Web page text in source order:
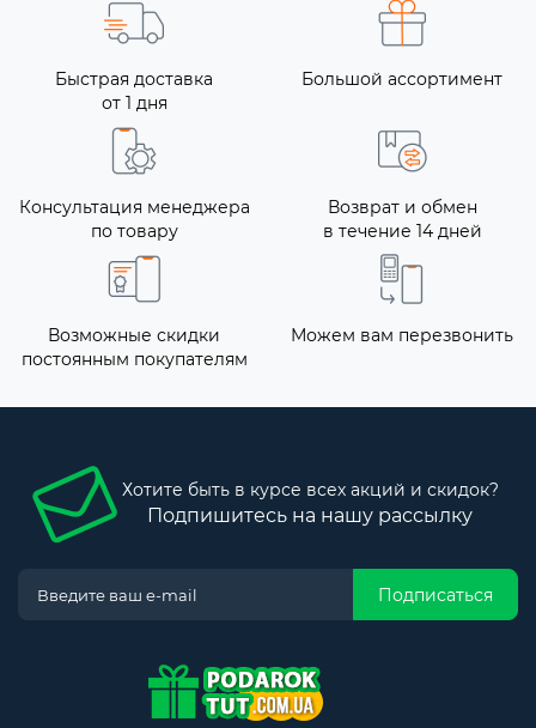
Быстрая доставка
от 1 дня
Большой ассортимент
Консультация менеджера
по товару
Возврат и обмен
в течение 14 дней
Возможные скидки
постоянным покупателям
Можем вам перезвонить
Хотите быть в курсе всех акций и скидок?
Подпишитесь на нашу рассылку
Подписаться